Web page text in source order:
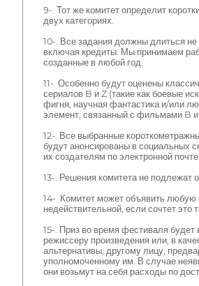
9-. Тот же комитет определит
двух категориях.
10-. Все задания должны длиться не
включая кредиты. Мы принимаем
созданные в любой год.
11-. Особенно будут оценены
сериалов B и Z (такие как боевые
фигня, научная фантастика и/или
элемент, связанный с фильмами B и
12-. Все выбранные
будут анонсированы в социальных
их создателям по электронной почте
13-. Решения комитета не подлежат
14-. Комитет может объявить
недействительной, если сочтет это
15-. Приз во время фестиваля будет
режиссеру произведения или, в
альтернативы, другому лицу,
уполномоченному им. В случае
они возьмут на себя расходы по